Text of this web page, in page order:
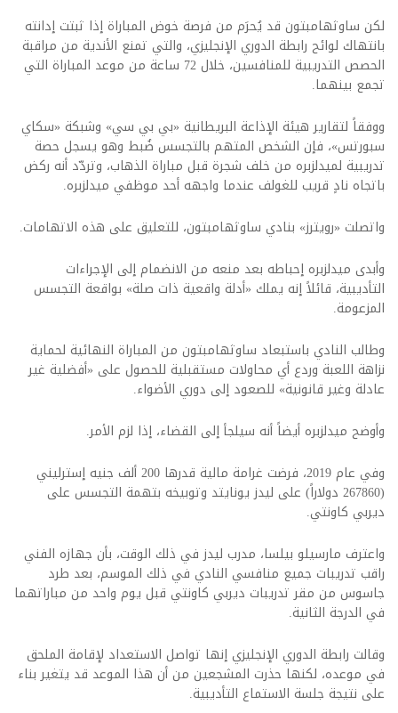
لكن ساوثهامبتون قد يُحرَم من فرصة خوض المباراة إذا ثبتت إدانته
بانتهاك لوائح رابطة الدوري الإنجليزي، والتي تمنع الأندية من مراقبة
الحصص التدريبية للمنافسين، خلال 72 ساعة من موعد المباراة التي
تجمع بينهما.
ووفقاً لتقارير هيئة الإذاعة البريطانية «بي بي سي» وشبكة «سكاي
سبورتس»، فإن الشخص المتهم بالتجسس ضُبط وهو يسجل حصة
تدريبية لميدلزبره من خلف شجرة قبل مباراة الذهاب، وتردّد أنه ركض
باتجاه نادٍ قريب للغولف عندما واجهه أحد موظفي ميدلزبره.
واتصلت «رويترز» بنادي ساوثهامبتون، للتعليق على هذه الاتهامات.
وأبدى ميدلزبره إحباطه بعد منعه من الانضمام إلى الإجراءات
التأديبية، قائلاً إنه يملك «أدلة واقعية ذات صلة» بواقعة التجسس
المزعومة.
وطالب النادي باستبعاد ساوثهامبتون من المباراة النهائية لحماية
نزاهة اللعبة وردع أي محاولات مستقبلية للحصول على «أفضلية غير
عادلة وغير قانونية» للصعود إلى دوري الأضواء.
وأوضح ميدلزبره أيضاً أنه سيلجأ إلى القضاء، إذا لزم الأمر.
وفي عام 2019، فرضت غرامة مالية قدرها 200 ألف جنيه إسترليني
(267860 دولاراً) على ليدز يونايتد وتوبيخه بتهمة التجسس على
ديربي كاونتي.
واعترف مارسيلو بيلسا، مدرب ليدز في ذلك الوقت، بأن جهازه الفني
راقب تدريبات جميع منافسي النادي في ذلك الموسم، بعد طرد
جاسوس من مقر تدريبات ديربي كاونتي قبل يوم واحد من مباراتهما
في الدرجة الثانية.
وقالت رابطة الدوري الإنجليزي إنها تواصل الاستعداد لإقامة الملحق
في موعده، لكنها حذرت المشجعين من أن هذا الموعد قد يتغير بناء
على نتيجة جلسة الاستماع التأديبية.